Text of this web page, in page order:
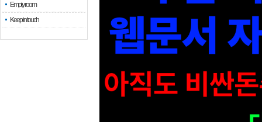
Empty room
Keep in touch